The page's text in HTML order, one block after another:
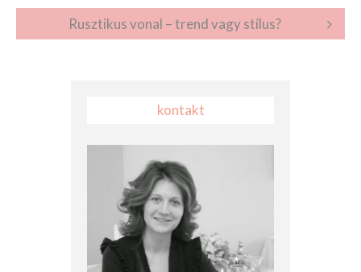
Rusztikus vonal – trend vagy stílus?
kontakt